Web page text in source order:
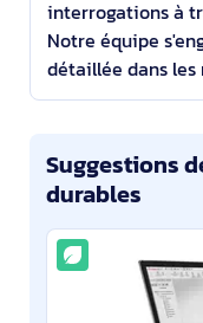
interrogations à
Notre équipe
détaillée dans
Suggestions
durables